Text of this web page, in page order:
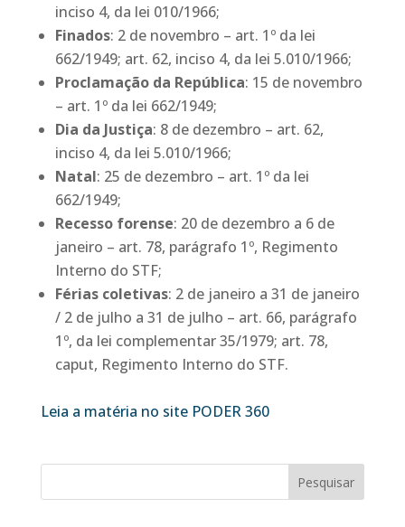
inciso 4, da lei 010/1966;
Finados: 2 de novembro – art. 1º da lei
662/1949; art. 62, inciso 4, da lei 5.010/1966;
Proclamação da República: 15 de novembro
– art. 1º da lei 662/1949;
Dia da Justiça: 8 de dezembro – art. 62,
inciso 4, da lei 5.010/1966;
Natal: 25 de dezembro – art. 1º da lei
662/1949;
Recesso forense: 20 de dezembro a 6 de
janeiro – art. 78, parágrafo 1º, Regimento
Interno do STF;
Férias coletivas: 2 de janeiro a 31 de janeiro
/ 2 de julho a 31 de julho – art. 66, parágrafo
1º, da lei complementar 35/1979; art. 78,
caput, Regimento Interno do STF.
Leia a matéria no site PODER 360